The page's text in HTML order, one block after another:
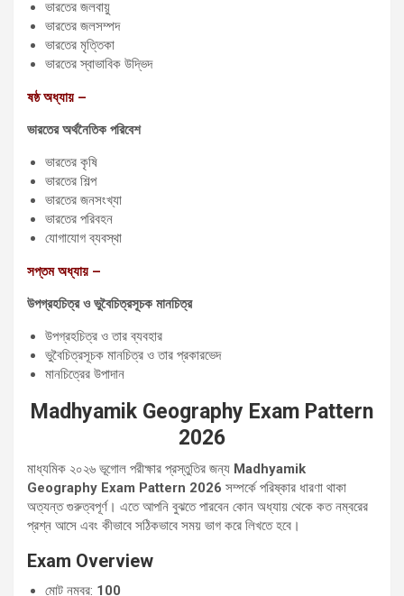
ভারতের জলবায়ু
ভারতের জলসম্পদ
ভারতের মৃত্তিকা
ভারতের স্বাভাবিক উদ্ভিদ
ষষ্ঠ অধ্যায় –
ভারতের অর্থনৈতিক পরিবেশ
ভারতের কৃষি
ভারতের শিল্প
ভারতের জনসংখ্যা
ভারতের পরিবহন
যোগাযোগ ব্যবস্থা
সপ্তম অধ্যায় –
উপগ্রহচিত্র ও ভুবৈচিত্রসূচক মানচিত্র
উপগ্রহচিত্র ও তার ব্যবহার
ভুবৈচিত্রসূচক মানচিত্র ও তার প্রকারভেদ
মানচিত্রের উপাদান
Madhyamik Geography Exam Pattern
2026
মাধ্যমিক ২০২৬ ভূগোল পরীক্ষার প্রস্তুতির জন্য Madhyamik
Geography Exam Pattern 2026 সম্পর্কে পরিষ্কার ধারণা থাকা
অত্যন্ত গুরুত্বপূর্ণ। এতে আপনি বুঝতে পারবেন কোন অধ্যায় থেকে কত নম্বরের
প্রশ্ন আসে এবং কীভাবে সঠিকভাবে সময় ভাগ করে লিখতে হবে।
Exam Overview
মোট নম্বর: 100